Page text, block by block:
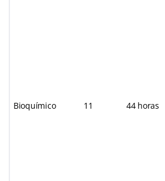
Bioquímico 11 44 horas